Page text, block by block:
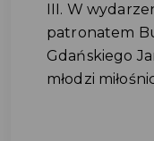
III. W
patronatem
Gdańskiego
młodzi